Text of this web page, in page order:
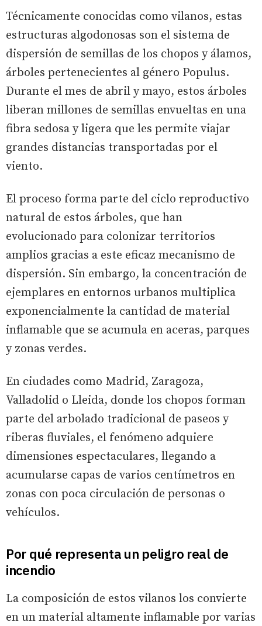
Técnicamente conocidas como vilanos, estas
estructuras algodonosas son el sistema de
dispersión de semillas de los chopos y álamos,
árboles pertenecientes al género Populus.
Durante el mes de abril y mayo, estos árboles
liberan millones de semillas envueltas en una
fibra sedosa y ligera que les permite viajar
grandes distancias transportadas por el
viento.
El proceso forma parte del ciclo reproductivo
natural de estos árboles, que han
evolucionado para colonizar territorios
amplios gracias a este eficaz mecanismo de
dispersión. Sin embargo, la concentración de
ejemplares en entornos urbanos multiplica
exponencialmente la cantidad de material
inflamable que se acumula en aceras, parques
y zonas verdes.
En ciudades como Madrid, Zaragoza,
Valladolid o Lleida, donde los chopos forman
parte del arbolado tradicional de paseos y
riberas fluviales, el fenómeno adquiere
dimensiones espectaculares, llegando a
acumularse capas de varios centímetros en
zonas con poca circulación de personas o
vehículos.
Por qué representa un peligro real de
incendio
La composición de estos vilanos los convierte
en un material altamente inflamable por varias